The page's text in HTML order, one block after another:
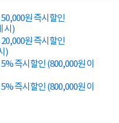
원 즉시할인
시)
원 즉시할인
)
즉시할인 (800,000원 이
즉시할인 (800,000원 이